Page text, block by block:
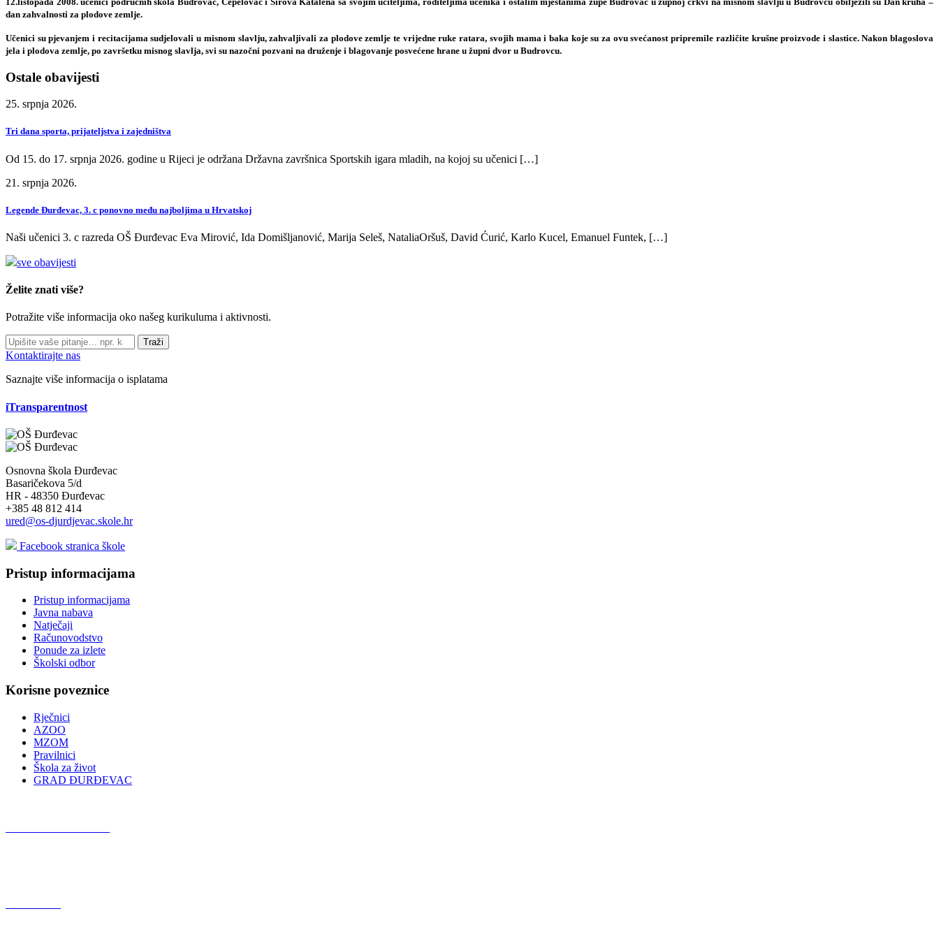
dan zahvalnosti za plodove zemlje.
Učenici su pjevanjem i recitacijama sudjelovali u misnom slavlju, zahvaljivali za plodove zemlje te vrijedne ruke ratara, svojih mama i baka koje su za ovu svećanost pripremile različite krušne proizvode i slastice. Nakon blagoslova
jela i plodova zemlje, po završetku misnog slavlja, svi su nazočni pozvani na druženje i blagovanje posvećene hrane u župni dvor u Budrovcu.
Ostale obavijesti
25. srpnja 2026.
Tri dana sporta, prijateljstva i zajedništva
Od 15. do 17. srpnja 2026. godine u Rijeci je održana Državna završnica Sportskih igara mladih, na kojoj su učenici […]
21. srpnja 2026.
Legende Đurđevac, 3. c ponovno među najboljima u Hrvatskoj
Naši učenici 3. c razreda OŠ Đurđevac Eva Mirović, Ida Domišljanović, Marija Seleš, NataliaOršuš, David Ćurić, Karlo Kucel, Emanuel Funtek, […]
sve obavijesti
Želite znati više?
Potražite više informacija oko našeg kurikuluma i aktivnosti.
Traži
Kontaktirajte nas
Saznajte više informacija o isplatama
iTransparentnost
Osnovna škola Đurđevac
Basaričekova 5/d
HR - 48350 Đurđevac
+385 48 812 414
ured@os-djurdjevac.skole.hr
Facebook stranica škole
Pristup informacijama
Pristup informacijama
Javna nabava
Natječaji
Računovodstvo
Ponude za izlete
Školski odbor
Korisne poveznice
Rječnici
AZOO
MZOM
Pravilnici
Škola za život
GRAD ĐURĐEVAC